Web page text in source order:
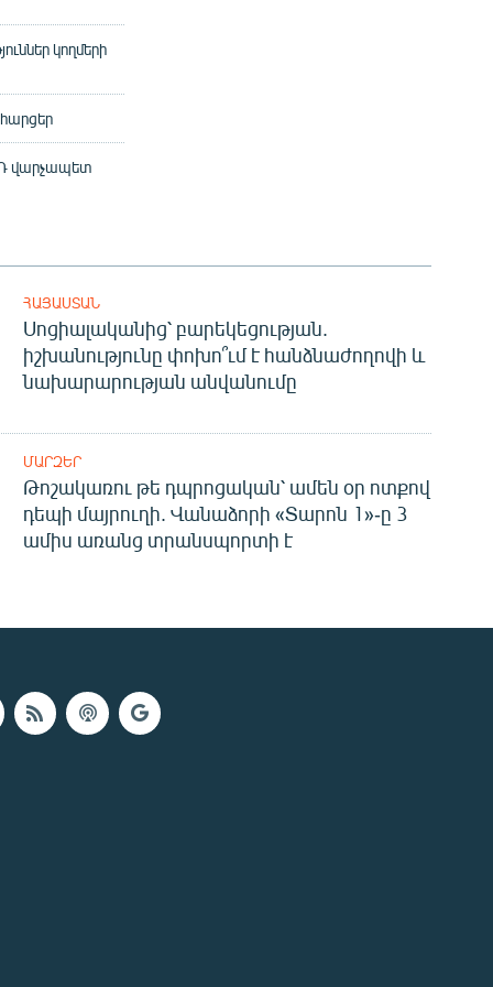
կողմերի
վարչապետ
ՀԱՅԱՍՏԱՆ
Սոցիալականից՝ բարեկեցության.
իշխանությունը փոխո՞ւմ է հանձնաժողովի և
նախարարության անվանումը
ՄԱՐԶԵՐ
Թոշակառու թե դպրոցական՝ ամեն օր ոտքով
դեպի մայրուղի. Վանաձորի «Տարոն 1»-ը 3
ամիս առանց տրանսպորտի է